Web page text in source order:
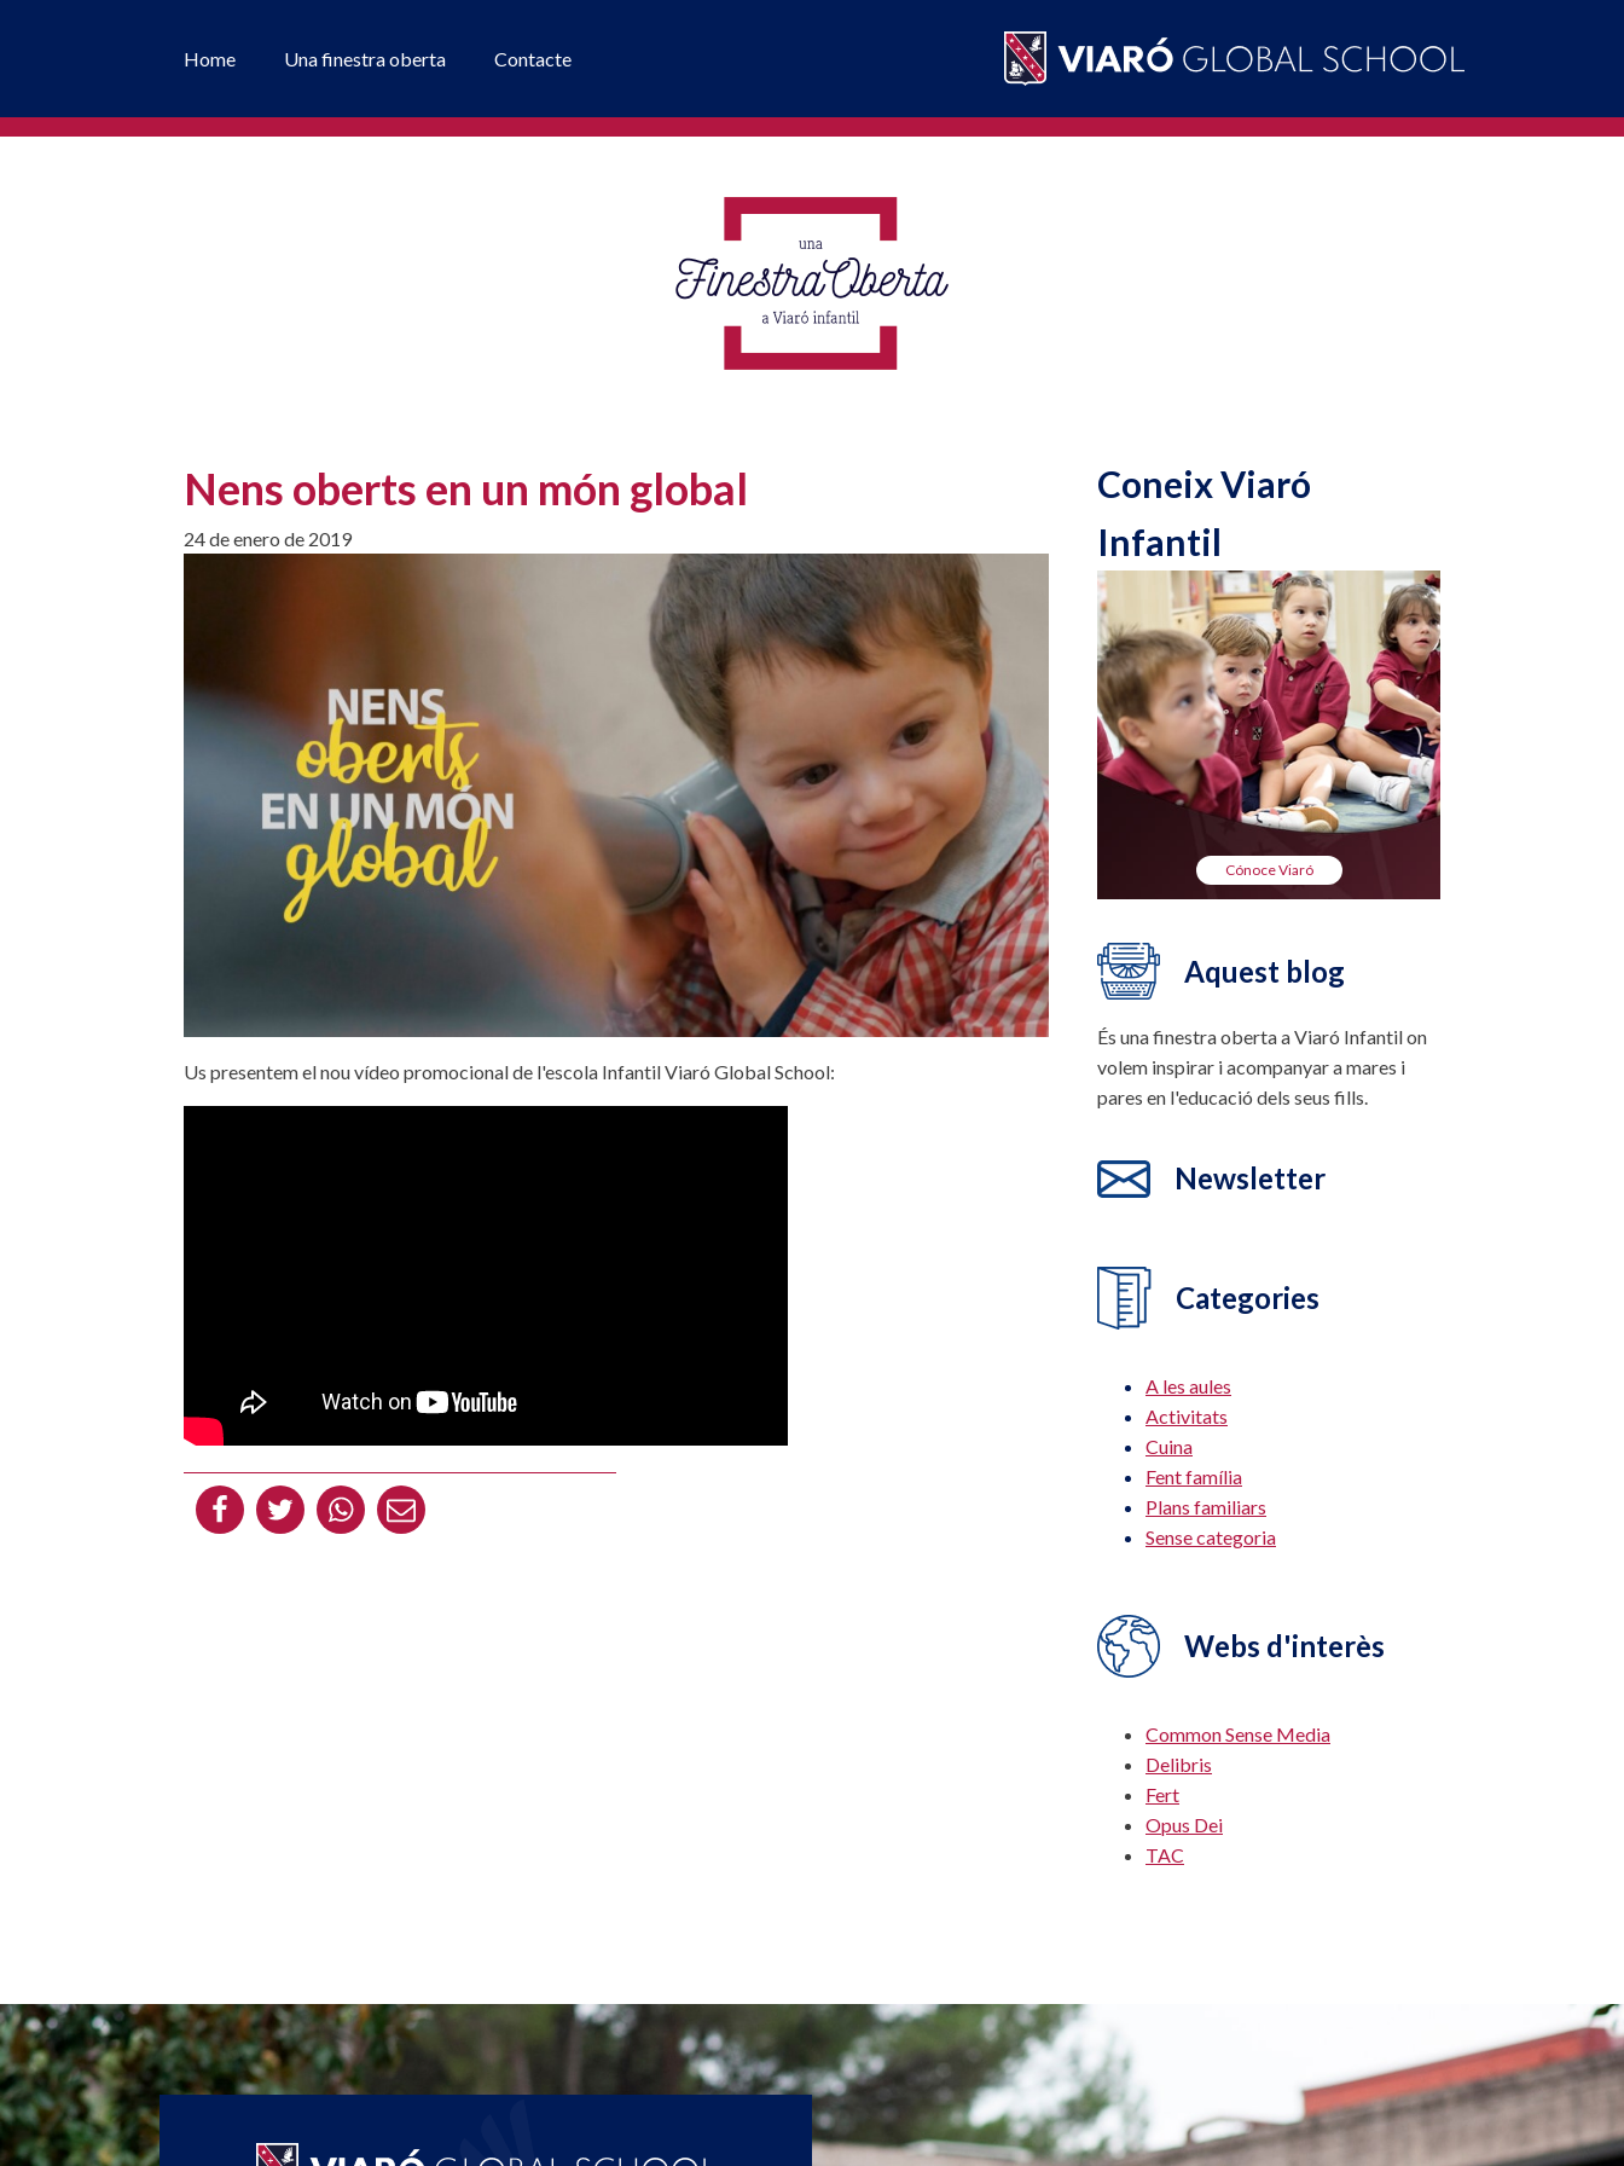
Home Una finestra oberta Contacte
Nens oberts en un món global
24 de enero de 2019
Us presentem el nou vídeo promocional de l'escola Infantil Viaró Global School:
Coneix Viaró
Infantil
Cónoce Viaró
Aquest blog
És una finestra oberta a Viaró Infantil on
volem inspirar i acompanyar a mares i
pares en l'educació dels seus fills.
Newsletter
Categories
A les aules
Activitats
Cuina
Fent família
Plans familiars
Sense categoria
Webs d'interès
Common Sense Media
Delibris
Fert
Opus Dei
TAC